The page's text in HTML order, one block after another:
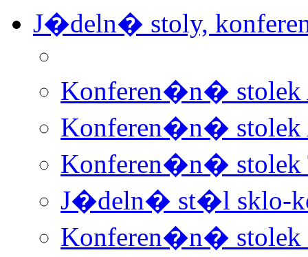
J�deln� stoly,
Konferen�n� stolek
Konferen�n� stolek
Konferen�n� stolek
J�deln� st�l sklo-
Konferen�n� stolek